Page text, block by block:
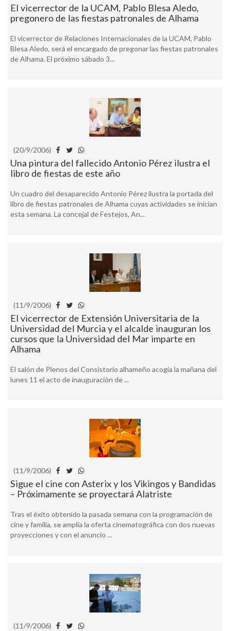
El vicerrector de la UCAM, Pablo Blesa Aledo,
pregonero de las fiestas patronales de Alhama
El vicerrector de Relaciones Internacionales de la UCAM, Pablo
Blesa Aledo, será el encargado de pregonar las fiestas patronales
de Alhama. El próximo sábado 3...
(20/9/2006)
Una pintura del fallecido Antonio Pérez ilustra el
libro de fiestas de este año
Un cuadro del desaparecido Antonio Pérez ilustra la portada del
libro de fiestas patronales de Alhama cuyas actividades se inician
esta semana. La concejal de Festejos, An...
(11/9/2006)
El vicerrector de Extensión Universitaria de la
Universidad del Murcia y el alcalde inauguran los
cursos que la Universidad del Mar imparte en
Alhama
El salón de Plenos del Consistorio alhameño acogía la mañana del
lunes 11 el acto de inauguración de ...
(11/9/2006)
Sigue el cine con Asterix y los Vikingos y Bandidas
– Próximamente se proyectará Alatriste
Tras el éxito obtenido la pasada semana con la programación de
cine y familia, se amplía la oferta cinematográfica con dos nuevas
proyecciones y con el anuncio ...
(11/9/2006)